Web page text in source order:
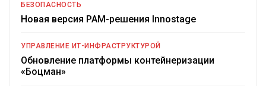
БЕЗОПАСНОСТЬ
Новая версия PAM-решения Innostage
УПРАВЛЕНИЕ ИТ-ИНФРАСТРУКТУРОЙ
Обновление платформы контейнеризации
«Боцман»